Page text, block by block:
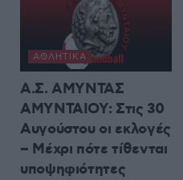
ΑΘΛΗΤΙΚΆ
Α.Σ. ΑΜΥΝΤΑΣ
ΑΜΥΝΤΑΙΟΥ: Στις 30
Αυγούστου οι εκλογές
– Μέχρι πότε τίθενται
υποψηφιότητες